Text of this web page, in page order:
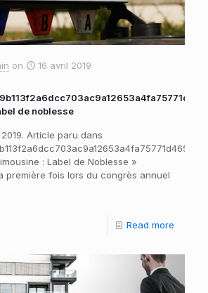
on
16 avril 2019
de noblesse
Article paru dans
: Label de Noblesse »
première fois lors du congrès annuel
Read more